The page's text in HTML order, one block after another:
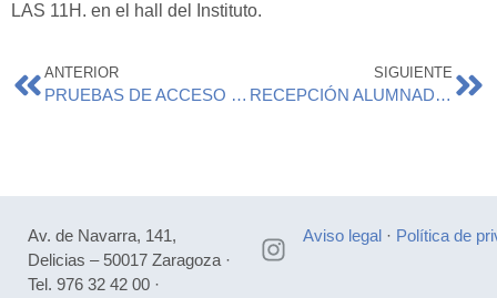
LAS 11H. en el hall del Instituto.
ANTERIOR
PRUEBAS DE ACCESO PARA LA OBTENCION DEL TÍTULO TÉCNICO Y TÉCNICO SUPERIOR 2023
SIGUIENTE
RECEPCIÓN ALUMNADO ESO Y BACHILLERATO CURSO 23/24
Av. de Navarra, 141,
Delicias – 50017 Zaragoza ·
Tel. 976 32 42 00 ·
Aviso legal· Política de